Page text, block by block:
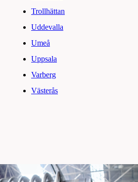
Trollhättan
Uddevalla
Umeå
Uppsala
Varberg
Västerås